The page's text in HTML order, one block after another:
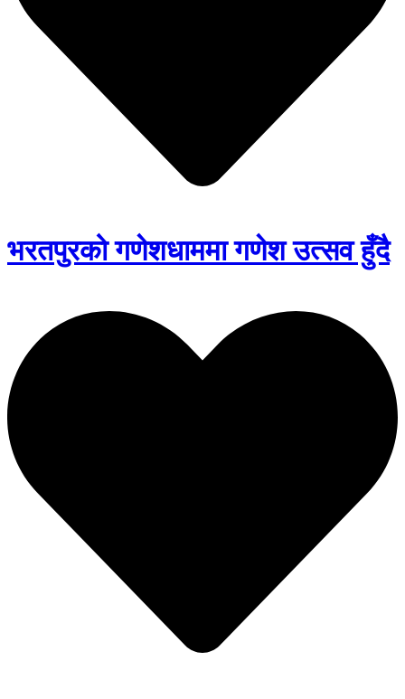
भरतपुरको गणेशधाममा गणेश उत्सव हुँदै